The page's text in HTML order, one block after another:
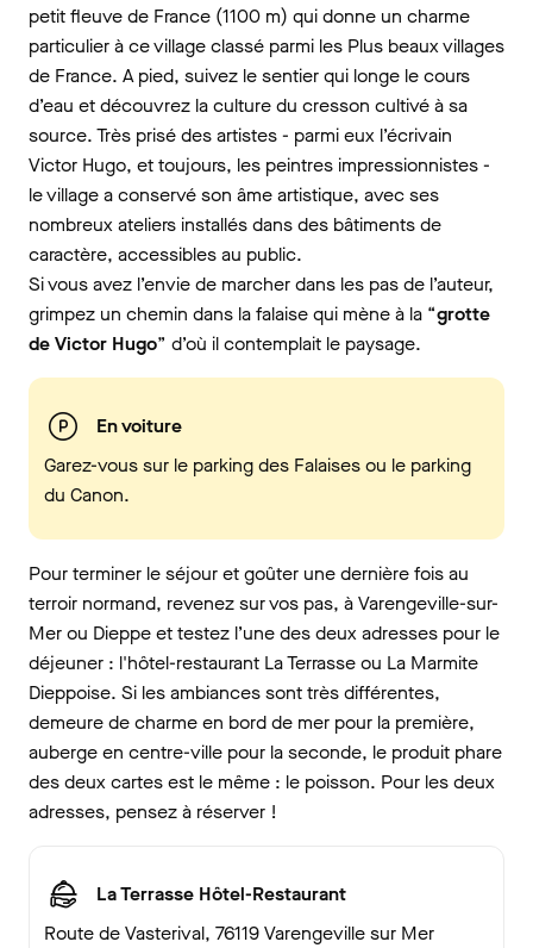
petit fleuve de France (1100 m) qui donne un charme
particulier à ce village classé parmi les Plus beaux villages
de France. A pied, suivez le sentier qui longe le cours
d’eau et découvrez la culture du cresson cultivé à sa
source. Très prisé des artistes - parmi eux l’écrivain
Victor Hugo, et toujours, les peintres impressionnistes -
le village a conservé son âme artistique, avec ses
nombreux ateliers installés dans des bâtiments de
caractère, accessibles au public.
Si vous avez l’envie de marcher dans les pas de l’auteur,
grimpez un chemin dans la falaise qui mène à la “grotte
de Victor Hugo” d’où il contemplait le paysage.
En voiture
Garez-vous sur le parking des Falaises ou le parking
du Canon.
Pour terminer le séjour et goûter une dernière fois au
terroir normand, revenez sur vos pas, à Varengeville-sur-
Mer ou Dieppe et testez l’une des deux adresses pour le
déjeuner : l'hôtel-restaurant La Terrasse ou La Marmite
Dieppoise. Si les ambiances sont très différentes,
demeure de charme en bord de mer pour la première,
auberge en centre-ville pour la seconde, le produit phare
des deux cartes est le même : le poisson. Pour les deux
adresses, pensez à réserver !
La Terrasse Hôtel-Restaurant
Route de Vasterival, 76119 Varengeville sur Mer